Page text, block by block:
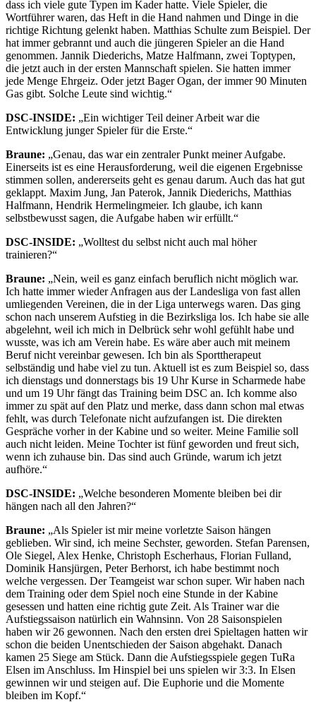
dass ich viele gute Typen im Kader hatte. Viele Spieler, die
Wortführer waren, das Heft in die Hand nahmen und Dinge in die
richtige Richtung gelenkt haben. Matthias Schulte zum Beispiel. Der
hat immer gebrannt und auch die jüngeren Spieler an die Hand
genommen. Jannik Diederichs, Matze Halfmann, zwei Toptypen,
die jetzt auch in der ersten Mannschaft spielen. Sie hatten immer
jede Menge Ehrgeiz. Oder jetzt Bager Ogan, der immer 90 Minuten
Gas gibt. Solche Leute sind wichtig.“
DSC-INSIDE: „Ein wichtiger Teil deiner Arbeit war die
Entwicklung junger Spieler für die Erste.“
Braune: „Genau, das war ein zentraler Punkt meiner Aufgabe.
Einerseits ist es eine Herausforderung, weil die eigenen Ergebnisse
stimmen sollen, andererseits geht es genau darum. Auch das hat gut
geklappt. Maxim Jung, Jan Paterok, Jannik Diederichs, Matthias
Halfmann, Hendrik Hermelingmeier. Ich glaube, ich kann
selbstbewusst sagen, die Aufgabe haben wir erfüllt.“
DSC-INSIDE: „Wolltest du selbst nicht auch mal höher
trainieren?“
Braune: „Nein, weil es ganz einfach beruflich nicht möglich war.
Ich hatte immer wieder Anfragen aus der Landesliga von fast allen
umliegenden Vereinen, die in der Liga unterwegs waren. Das ging
schon nach unserem Aufstieg in die Bezirksliga los. Ich habe sie alle
abgelehnt, weil ich mich in Delbrück sehr wohl gefühlt habe und
wusste, was ich am Verein habe. Es wäre aber auch mit meinem
Beruf nicht vereinbar gewesen. Ich bin als Sporttherapeut
selbständig und habe viel zu tun. Aktuell ist es zum Beispiel so, dass
ich dienstags und donnerstags bis 19 Uhr Kurse in Scharmede habe
und um 19 Uhr fängt das Training beim DSC an. Ich komme also
immer zu spät auf den Platz und merke, dass dann schon mal etwas
fehlt, was durch Telefonate nicht aufzufangen ist. Die direkten
Gespräche vorher in der Kabine und so weiter. Meine Familie soll
auch nicht leiden. Meine Tochter ist fünf geworden und freut sich,
wenn ich zuhause bin. Das sind auch Gründe, warum ich jetzt
aufhöre.“
DSC-INSIDE: „Welche besonderen Momente bleiben bei dir
hängen nach all den Jahren?“
Braune: „Als Spieler ist mir meine vorletzte Saison hängen
geblieben. Wir sind, ich meine Sechster, geworden. Stefan Parensen,
Ole Siegel, Alex Henke, Christoph Escherhaus, Florian Fulland,
Dominik Hansjürgen, Peter Berhorst, ich habe bestimmt noch
welche vergessen. Der Teamgeist war schon super. Wir haben nach
dem Training oder dem Spiel noch eine Stunde in der Kabine
gesessen und hatten eine richtig gute Zeit. Als Trainer war die
Aufstiegssaison natürlich ein Wahnsinn. Von 28 Saisonspielen
haben wir 26 gewonnen. Nach den ersten drei Spieltagen hatten wir
schon die beiden Unentschieden der Saison abgehakt. Danach
kamen 25 Siege am Stück. Dann die Aufstiegsspiele gegen TuRa
Elsen im Anschluss. Im Hinspiel bei uns spielen wir 3:3. In Elsen
gewinnen wir und steigen auf. Die Euphorie und die Momente
bleiben im Kopf.“